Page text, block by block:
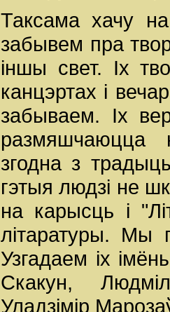
Таксама хачу
забывем пра
іншы свет. Іх
канцэртах і
забываем. Іх
размяшчаюцца
згодна з
гэтыя людзі не
на карысць і
літаратуры. Мы
Узгадаем іх
Скакун,
Уладзімір